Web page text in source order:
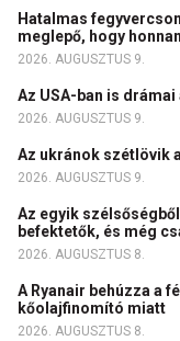
Hatalmas
meglepő, hogy honnan
2026. AUGUSZTUS 9.
Az USA-ban is
2026. AUGUSZTUS 9.
Az ukránok szétlövik
2026. AUGUSZTUS 9.
Az egyik
befektetők, és még
2026. AUGUSZTUS 8.
A Ryanair behúzza a
kőolajfinomító miatt
2026. AUGUSZTUS 8.